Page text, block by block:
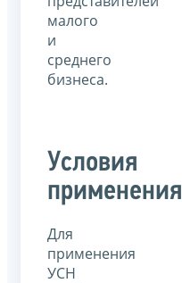
малого
и
среднего
бизнеса.
Условия
применения
Для
применения
УСН